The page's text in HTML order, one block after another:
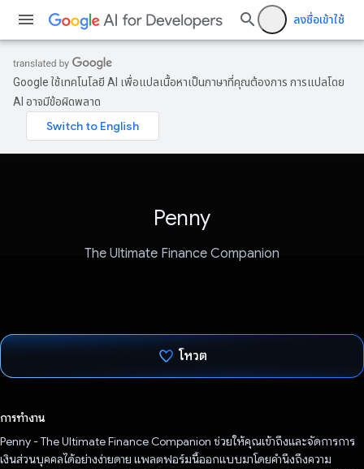
ลงชื่อเข้าใช้
Google ใช้เทคโนโลยี AI เพื่อแปลเนื้อหาเป็นภาษาที่คุณต้องการ การแปลโดย
AI อาจมีข้อผิดพลาด
Penny
The Ultimate Finance Companion
โหวต
การทำงาน
Penny - The Ultimate Finance Companion ช่วยให้คุณเข้าถึงและจัดการการ
เงินส่วนบุคคลได้อย่างง่ายดาย แพลตฟอร์มนี้ออกแบบมาโดยคำนึงถึงความ